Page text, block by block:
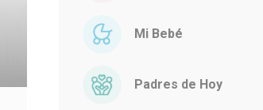
Mi Bebé
Padres de Hoy